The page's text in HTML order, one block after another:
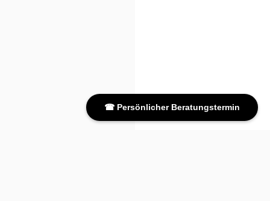
☎ Persönlicher Beratungstermin